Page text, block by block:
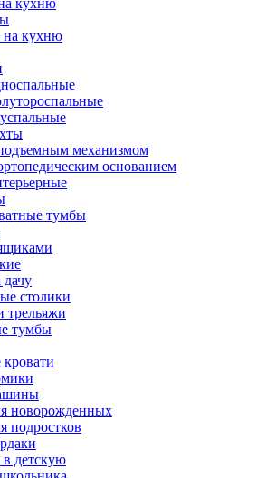
кухню
кухню
механизмом
основанием
тумбы
дачу
столики
трельяжи
тумбы
кровати
новорожденных
подростков
детскую